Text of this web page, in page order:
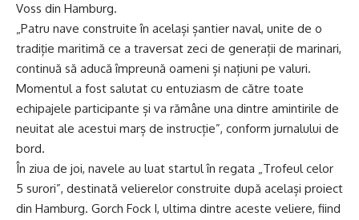
Voss din Hamburg.
„Patru nave construite în același șantier naval, unite de o
tradiție maritimă ce a traversat zeci de generații de marinari,
continuă să aducă împreună oameni și națiuni pe valuri.
Momentul a fost salutat cu entuziasm de către toate
echipajele participante și va rămâne una dintre amintirile de
neuitat ale acestui marș de instrucție”, conform jurnalului de
bord.
În ziua de joi, navele au luat startul în regata „Trofeul celor
5 surori”, destinată velierelor construite după același proiect
din Hamburg. Gorch Fock I, ultima dintre aceste veliere, fiind